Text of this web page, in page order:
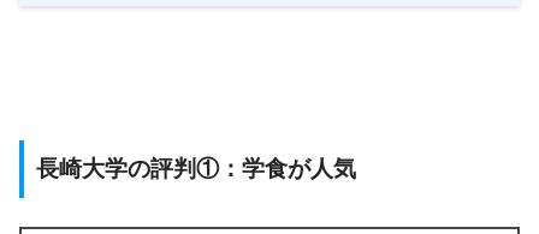
長崎大学の評判①：学食が人気